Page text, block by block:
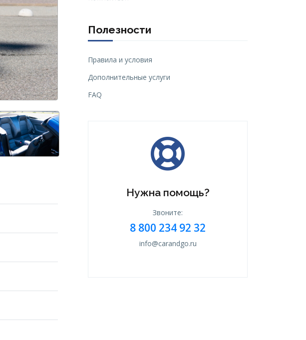
Полезности
Правила и условия
Дополнительные услуги
FAQ
Нужна помощь?
Звоните:
8 800 234 92 32
info@carandgo.ru